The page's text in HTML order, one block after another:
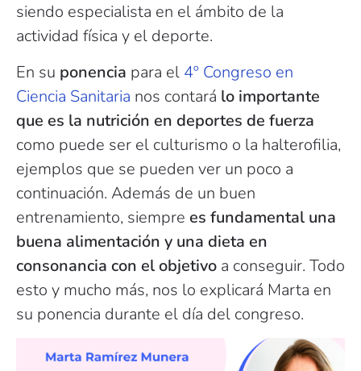
siendo especialista en el ámbito de la
actividad física y el deporte.
En su ponencia para el 4º Congreso en
Ciencia Sanitaria nos contará lo importante
que es la nutrición en deportes de fuerza
como puede ser el culturismo o la halterofilia,
ejemplos que se pueden ver un poco a
continuación. Además de un buen
entrenamiento, siempre es fundamental una
buena alimentación y una dieta en
consonancia con el objetivo a conseguir. Todo
esto y mucho más, nos lo explicará Marta en
su ponencia durante el día del congreso.